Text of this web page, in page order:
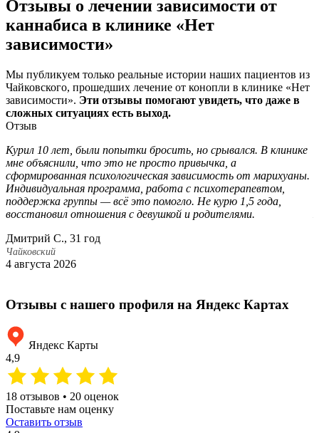
Отзывы о лечении зависимости от
каннабиса в клинике «Нет
зависимости»
Мы публикуем только реальные истории наших пациентов из
Чайковского, прошедших лечение от конопли в клинике «Нет
зависимости». Эти отзывы помогают увидеть, что даже в
сложных ситуациях есть выход.
Отзыв
Курил 10 лет, были попытки бросить, но срывался. В клинике
мне объяснили, что это не просто привычка, а
сформированная психологическая зависимость от марихуаны.
Индивидуальная программа, работа с психотерапевтом,
поддержка группы — всё это помогло. Не курю 1,5 года,
восстановил отношения с девушкой и родителями.
Дмитрий С., 31 год
Чайковский
4 августа 2026
Отзывы с нашего профиля на Яндекс Картах
Яндекс Карты
4,9
18 отзывов • 20 оценок
Поставьте нам оценку
Оставить отзыв